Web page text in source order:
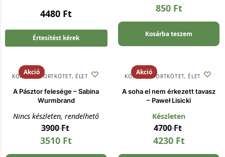
4480 Ft
Értesítést kérek
850 Ft
Kosárba teszem
Akció
KÖNYV,RIPORTKÖTET, ÉLETRAJZ
A Pásztor felesége – Sabina
Wurmbrand
Nincs készleten, rendelhető
3900Ft
3510 Ft
Akció
KÖNYV,RIPORTKÖTET, ÉLETRAJZ
A soha el nem érkezett tavasz
– Paweł Lisicki
Készleten
4700Ft
4230 Ft